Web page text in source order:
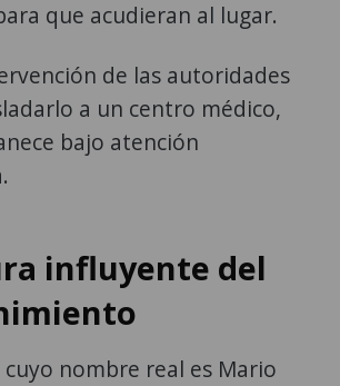
que acudieran al lugar.
de las autoridades
a un centro médico,
bajo atención
influyente del
nombre real es Mario